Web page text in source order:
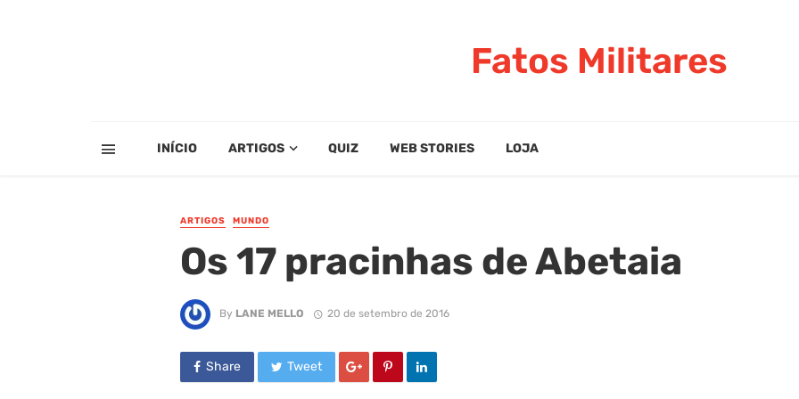
Fatos Militares
INÍCIO ARTIGOS QUIZ WEB STORIES LOJA
ARTIGOS MUNDO
Os 17 pracinhas de Abetaia
By LANE MELLO 20 de setembro de 2016
Share Tweet